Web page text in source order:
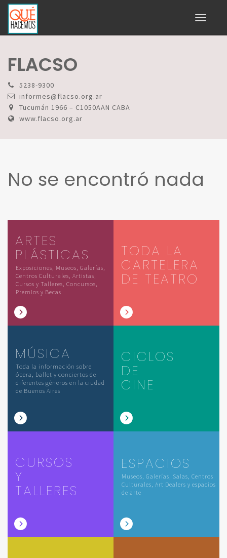
Toggle
FLACSO
5238-9300
informes@flacso.org.ar
Tucumán 1966 – C1050AAN CABA
www.flacso.org.ar
No se encontró nada
ARTES
PLÁSTICAS
Exposiciones, Museos, Galerías,
Centros Culturales, Artistas,
Cursos y Talleres, Concursos,
Premios y Becas
TODA LA
CARTELERA
DE TEATRO
MÚSICA
Toda la información sobre
ópera, ballet y conciertos de
diferentes géneros en la ciudad
de Buenos Aires
CICLOS
DE
CINE
CURSOS
Y
TALLERES
ESPACIOS
Museos, Galerías, Salas, Centros
Culturales, Art Dealers y espacios
de arte